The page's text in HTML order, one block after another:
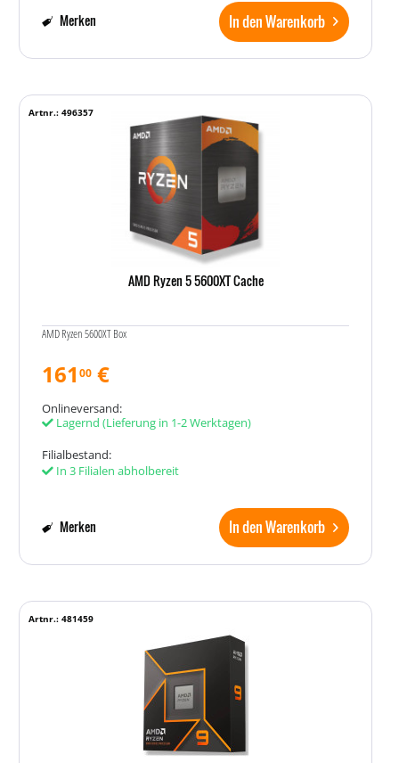
In den Warenkorb
Merken
AMD Ryzen 5 5600XT Cache
AMD Ryzen 5600XT Box
Artnr.: 496357
16100 €
Onlineversand:
Lagernd (Lieferung in 1-2 Werktagen)
Filialbestand:
In 3 Filialen abholbereit
In den Warenkorb
Merken
Artnr.: 481459